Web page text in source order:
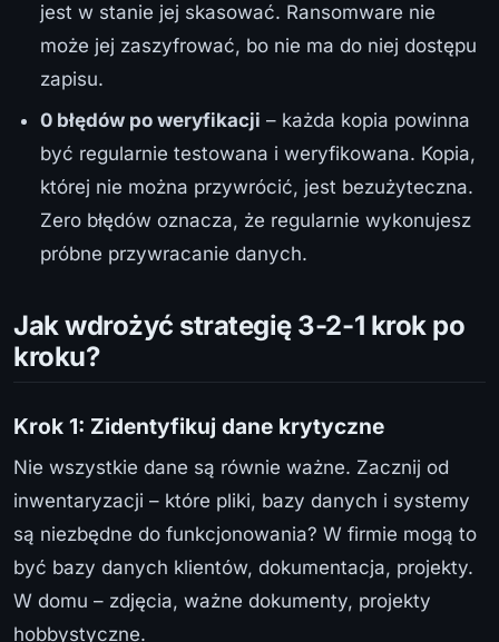
jest w stanie jej skasować. Ransomware nie
może jej zaszyfrować, bo nie ma do niej dostępu
zapisu.
0 błędów po weryfikacji – każda kopia powinna
być regularnie testowana i weryfikowana. Kopia,
której nie można przywrócić, jest bezużyteczna.
Zero błędów oznacza, że regularnie wykonujesz
próbne przywracanie danych.
Jak wdrożyć strategię 3-2-1 krok po
kroku?
Krok 1: Zidentyfikuj dane krytyczne
Nie wszystkie dane są równie ważne. Zacznij od
inwentaryzacji – które pliki, bazy danych i systemy
są niezbędne do funkcjonowania? W firmie mogą to
być bazy danych klientów, dokumentacja, projekty.
W domu – zdjęcia, ważne dokumenty, projekty
hobbystyczne.